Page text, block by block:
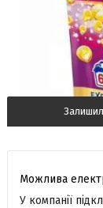
У компанії